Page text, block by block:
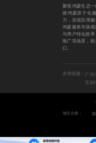
聚焦鸿蒙生态
接鸿蒙原子化
力，实现应用
鸿蒙服务市场
与用户转化效
推广等场景，助
口。
友情链接： 广州
互动
地区合集：